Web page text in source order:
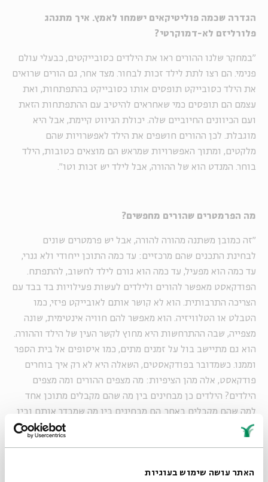
האתר עושה שימוש בעוגיות
הגדרה שכמה פוליטיקאים ישמחו לאמץ. איך מתנהג
פלורליזם לא-דמוקרטי?
"במחקר שלנו ההורים ראו את הילדים כסובייקטים, כבעלי עולם
פנימי. הם רצו לתת לילד זכות לבחור. מצד אחר, גם הורים שרואים
את הילד כסובייקט תופסים אותו כסובייקט בהתפתחות, ואת
עצמם הם תופסים כמי שאחראים להיטיב עם ההתפתחות הזאת
ועם הכיוונים החיוביים שלה. יכולת הניווט קיימת, אבל היא
מוגבלת. לכן ההורים חושפים את הילד לאפשרויות שהם
מלקטים, ומתוך האפשרויות שמראש הם מוצאים כטובות, הילד
בוחר. המנדט הוא של ההורה, אבל לילד יש זכות וטו".
מה הפרמטרים שהורים מחפשים?
"זה כמובן משתנה מהורה להורה, אבל יש פרמטרים שונים
לבחינת התכנים שהם מרכזיים: עד כמה התוכן ייחודי ולא גנרי,
עד כמה הוא מפעיל, עד כמה הוא גורם לילד לחשוב, להתפתח.
הפודקאסט מאפשר להורים ולילדים לעשות פעילויות בד בבד עם
הצריכה התרבותית. הוא לא קושר אותם לאובייקט פיזי, כמו
הטבלט או הטלוויזיה. הוא מאפשר להם חוויה אינטימית, שונה
מצפייה, שבה ההתרחשות היא מחוץ לקשר העין של הילד וההורה.
הוא גם מתיישב בול על זמנים מתים, כמו איסופים אל בית הספר
וממנו. כשמדובר בפודקאסטים, השאלה היא לא רק איך בוחרים
פודקאסט, אלה מהן הציפיות: מה מצפים ההורים ומה מצפים
הילדים? הילדים כן מבחינים בין מה שהם מקבלים מתוכן אחד
למה שהם מקבלים באחר. הם מבחינים בין מה שמבדר אותם ובין
מה שגורם להם לחשוב על עצמם, על החיים שלהם".
"מצד אחד, קהל הילדים הוא הקהל הכי נהדר, שהכי כיף ומהנה